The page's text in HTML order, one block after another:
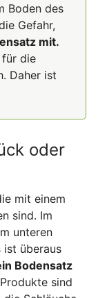
Boden des
Gefahr,
mit.
die
Daher ist
oder
mit einem
sind. Im
unteren
ist überaus
Bodensatz
sind